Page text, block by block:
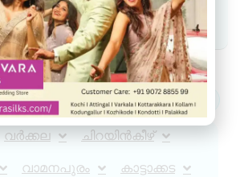
Join WhatsApp Community
വർക്കല ചിറയിൻകീഴ്
വാമനപുരം കാട്ടാക്കട